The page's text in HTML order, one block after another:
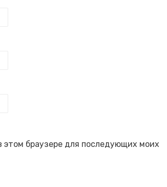
этом браузере для последующих моих